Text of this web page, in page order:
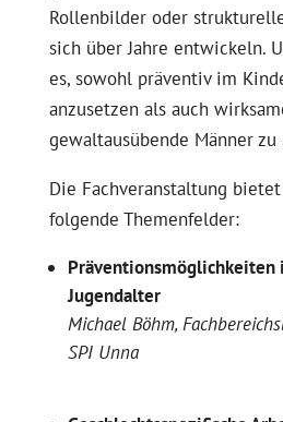
Rollenbilder oder
sich über Jahre entwickeln.
es, sowohl präventiv im
anzusetzen als auch
gewaltausübende Männer zu
Die Fachveranstaltung
folgende Themenfelder:
Präventionsmöglichkeiten
Jugendalter
Michael Böhm,
SPI Unna